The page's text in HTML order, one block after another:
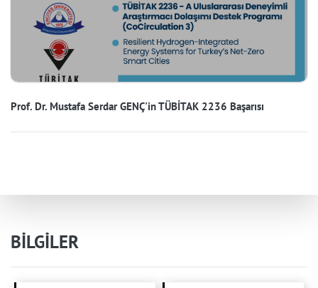
Prof. Dr. Mustafa Serdar GENÇ'in TÜBİTAK 2236 Başarısı
BİLGİLER